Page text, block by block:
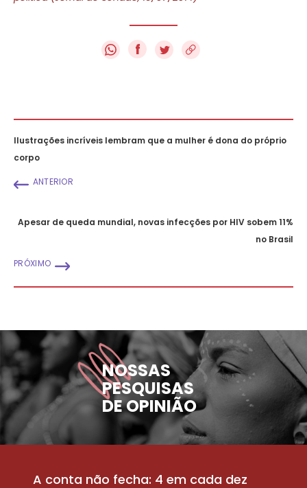
f
Ilustrações incríveis lembram que a mulher é dona do próprio
corpo
ANTERIOR
Apesar de queda mundial, novas infecções por HIV sobem 11%
no Brasil
PRÓXIMO
NOSSAS
PESQUISAS
DE OPINIÃO
A conta não fecha: 4 em cada dez